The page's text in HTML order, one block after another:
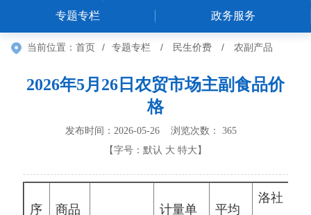
专题专栏
政务服务
当前位置： 首页 / 专题专栏 / 民生价费 / 农副产品
2026年5月26日农贸市场主副食品价
格
发布时间：2026-05-26 浏览次数： 365
【字号： 默认 大 特大 】
序
商品
计量单
平均
洛社